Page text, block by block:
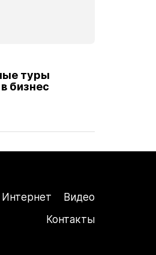
туры
бизнес
Интернет
Видео
Контакты